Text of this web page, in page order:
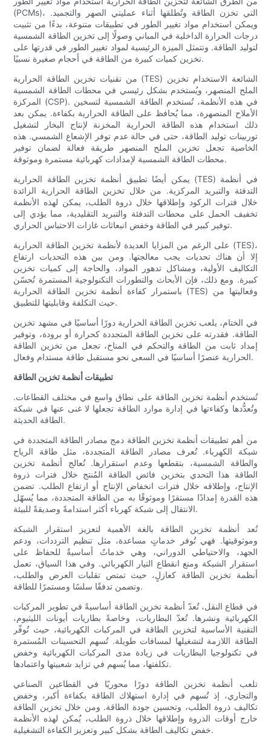
(PCMs)، التي تخزن الطاقة وتُطلقها أثناء عمليتي الصهر والتجميد.
ويمكن استخدام مواد تغيير الطور في تطبيقات متنوعة، بدءًا من تثبيت
درجات الحرارة الداخلية في المباني وصولًا إلى تخزين الطاقة الشمسية
لتوليد الطاقة. وتتمثل الميزة الرئيسية لمواد تغيير الطور في قدرتها على
تخزين كميات كبيرة من الطاقة في أحجام صغيرة نسبيًا.
من تقنيات تخزين الطاقة الحرارية (TES) الشائعة الاستخدام تخزين
الملح المنصهر، ويُستخدم بشكل رئيسي في محطات الطاقة الشمسية
المركزة (CSP). في هذه الأنظمة، تُستخدم الطاقة الشمسية لتسخين
الأملاح المنصهرة، مما يُحافظ على الطاقة الحرارية بكفاءة. يمكن بعد
ذلك استخدام هذه الطاقة الحرارية المخزنة لإنتاج البخار لتشغيل
توربينات توليد الطاقة، حتى في حالة عدم توفر الإشعاع الشمسي. هذه
الخاصية تجعل تخزين الملح المنصهر طريقة فعالة لضمان توفير
محطات الطاقة الشمسية لإمدادات كهربائية مستمرة وموثوقة.
يمكن أيضًا تطبيق أنظمة تخزين الطاقة الحرارية (TES) في أنظمة
التدفئة والتبريد المركزية. من خلال تخزين الطاقة الحرارية الزائدة
خلال فترات الركود وإطلاقها خلال ذروة الطلب، يمكن لهذه الأنظمة
تخفيف الحمل على محطات التدفئة والتبريد التقليدية، مما يؤدي إلى
توفير كبير في الطاقة وخفض انبعاثات غازات الاحتباس الحراري.
على الرغم من المزايا العديدة لأنظمة تخزين الطاقة الحرارية (TES)،
إلا أن هناك تحديات يجب معالجتها. ومن بين هذه التحديات ارتفاع
التكاليف الأولية، ومشاكل تدهور المواد، والحاجة إلى كميات تخزين
كبيرة. ومع ذلك، فإن الأبحاث والتطورات التكنولوجية المستمرة تُحسّن
باستمرار كفاءة أنظمة تخزين الطاقة الحرارية (TES) وفعاليتها من
حيث التكلفة وقابليتها للتطبيق.
في الختام، يلعب تخزين الطاقة الحرارية دورًا أساسيًا في مشهد تخزين
الطاقة. فقدرته على تخزين الطاقة المتجددة كحرارة أو برودة، وتوفير
إمداد ثابت من الطاقة والتحكم في المناخ، تجعل من تخزين الطاقة
الحرارية عنصرًا أساسيًا في السعي نحو مستقبل طاقة مستدام وفعال.
تطبيقات أنظمة تخزين الطاقة
تُستخدم أنظمة تخزين الطاقة على نطاق واسع في مختلف القطاعات.
وتُعدُّدها وكفاءتها في إدارة موارد الطاقة تجعلها لا غنى عنها في شبكة
الطاقة الحديثة.
من أهم تطبيقات أنظمة تخزين الطاقة دمج مصادر الطاقة المتجددة في
شبكة الكهرباء. تُعرف مصادر الطاقة المتجددة، مثل طاقة الرياح
والطاقة الشمسية، بتقطعها وعدم استقرارها. تُعالج أنظمة تخزين
الطاقة هذا التحدي بتخزين فائض الطاقة المُنتج خلال فترات ذروة
الإنتاج، وإطلاقه خلال فترات انخفاض الإنتاج أو ارتفاع الطلب. تضمن
هذه القدرة إمدادًا مستقرًا وموثوقًا به من الطاقة المتجددة، مما يُسهّل
الانتقال إلى شبكة كهرباء أكثر استدامةً وصديقةً للبيئة.
تُعد أنظمة تخزين الطاقة بالغة الأهمية لتعزيز استقرار الشبكة
وموثوقيتها. فهي تُوفر خدماتٍ مساعدة، مثل تنظيم الترددات، ودعم
الجهد، والاحتياطي الدوراني، وهي خدماتٌ أساسيةٌ للحفاظ على
استقرار الشبكة ومنع انقطاع التيار الكهربائي. وفي هذا السياق، تعمل
أنظمة تخزين الطاقة كعازلٍ، حيث تمتص تقلبات العرض والطلب،
وتضمن تدفقًا سلسًا ومستمرًا للطاقة.
في قطاع النقل، تُعدّ أنظمة تخزين الطاقة أساسيةً في تطوير المركبات
الكهربائية ونشرها. تُعدّ البطاريات، وخاصةً بطاريات أيونات الليثيوم،
التقنية الأساسية لتخزين الطاقة في المركبات الكهربائية، حيث تُوفّر
الطاقة اللازمة لتشغيلها لمسافات طويلة. تُسهم التحسينات المُستمرة
في تكنولوجيا البطاريات في زيادة مدى المركبات الكهربائية وخفض
تكلفتها، مما يُسهم في تزايد شعبيتها واعتمادها.
تلعب أنظمة تخزين الطاقة دورًا محوريًا في القطاعين الصناعي
والتجاري، إذ تُسهم في إدارة استهلاك الطاقة بكفاءة أكبر، وخفض
تكاليف ذروة الطلب، وتحسين جودة الطاقة. ومن خلال تخزين الطاقة
خارج أوقات الذروة وإطلاقها خلال ذروة الطلب، يُمكن لهذه الأنظمة
خفض تكاليف الطاقة بشكل كبير وتعزيز الكفاءة التشغيلية.